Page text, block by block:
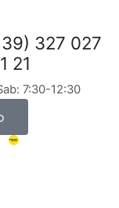
327 027
21
7:30-12:30